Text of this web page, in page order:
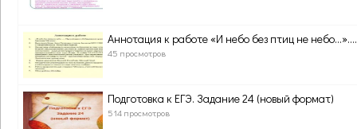
Аннотация к работе «И небо без птиц не небо…»....
45 просмотров
Подготовка к ЕГЭ. Задание 24 (новый формат)
514 просмотров